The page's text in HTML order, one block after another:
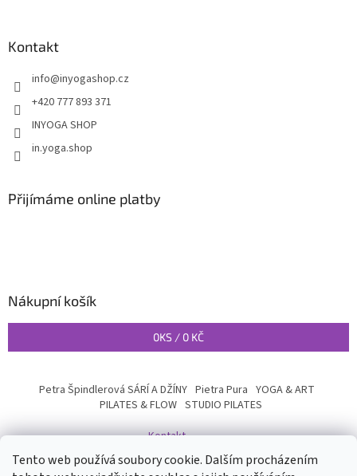
Tento web používá soubory cookie. Dalším procházením
Kontakt
info@inyogashop.cz
+420 777 893 371
INYOGA SHOP
in.yoga.shop
Přijímáme online platby
Nákupní košík
0KS / 0 KČ
Petra Špindlerová SÁRÍ A DŽÍNY Pietra Pura YOGA & ART
PILATES & FLOW STUDIO PILATES
Kontakt